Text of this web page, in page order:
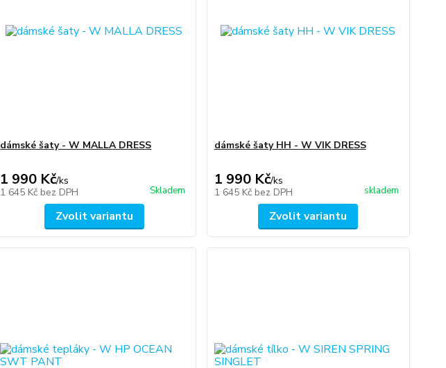
dámské šaty - W MALLA DRESS
1 990 Kč/ks
1 645 Kč bez DPH Skladem
Zvolit variantu
dámské šaty HH - W VIK DRESS
1 990 Kč/ks
1 645 Kč bez DPH skladem
Zvolit variantu